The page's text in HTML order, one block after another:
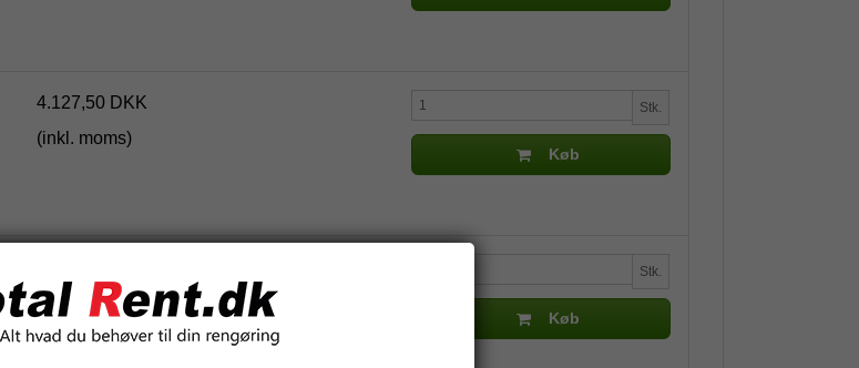
4.127,50 DKK
(inkl. moms)
Stk.
Køb
(inkl. moms)
Stk.
Køb